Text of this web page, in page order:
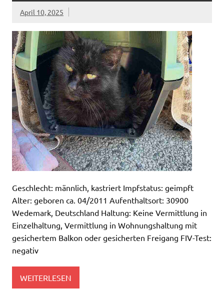
April 10, 2025
Geschlecht: männlich, kastriert Impfstatus: geimpft
Alter: geboren ca. 04/2011 Aufenthaltsort: 30900
Wedemark, Deutschland Haltung: Keine Vermittlung in
Einzelhaltung, Vermittlung in Wohnungshaltung mit
gesichertem Balkon oder gesicherten Freigang FIV-Test:
negativ
WEITERLESEN